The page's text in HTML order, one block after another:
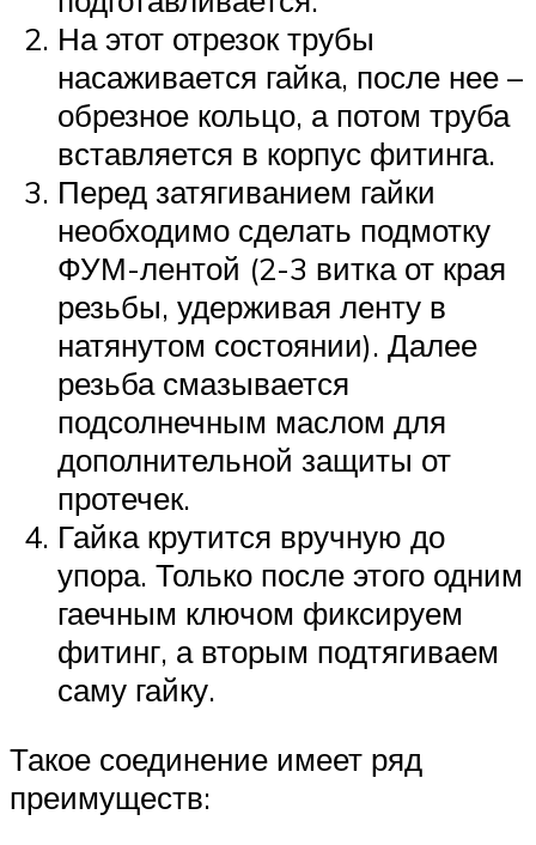
На этот отрезок трубы
насаживается гайка, после нее –
обрезное кольцо, а потом труба
вставляется в корпус фитинга.
Перед затягиванием гайки
необходимо сделать подмотку
ФУМ-лентой (2-3 витка от края
резьбы, удерживая ленту в
натянутом состоянии). Далее
резьба смазывается
подсолнечным маслом для
дополнительной защиты от
протечек.
Гайка крутится вручную до
упора. Только после этого одним
гаечным ключом фиксируем
фитинг, а вторым подтягиваем
саму гайку.
Такое соединение имеет ряд
преимуществ: